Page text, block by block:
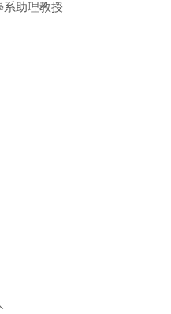
系助理教授